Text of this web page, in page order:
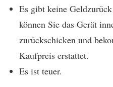
Es gibt keine
können Sie das Gerät
zurückschicken und
Kaufpreis erstattet.
Es ist teuer.